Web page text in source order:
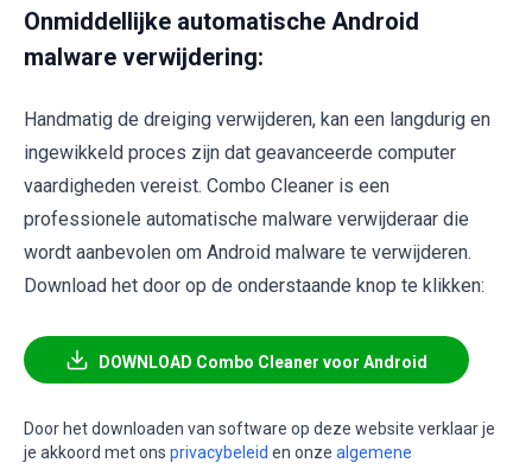
Onmiddellijke automatische Android
malware verwijdering:
Handmatig de dreiging verwijderen, kan een langdurig en
ingewikkeld proces zijn dat geavanceerde computer
vaardigheden vereist. Combo Cleaner is een
professionele automatische malware verwijderaar die
wordt aanbevolen om Android malware te verwijderen.
Download het door op de onderstaande knop te klikken:
DOWNLOAD Combo Cleaner voor Android
Door het downloaden van software op deze website verklaar je
je akkoord met ons privacybeleid en onze algemene